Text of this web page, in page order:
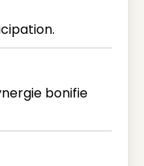
bonifie